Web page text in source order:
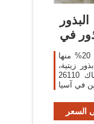
يقدم منتجات 26376 النفط البذور. حوالي 20% منها
عن بذور زيتية،
و1% عبارة عن حبات عباد الشمس. هناك 26110
السعر